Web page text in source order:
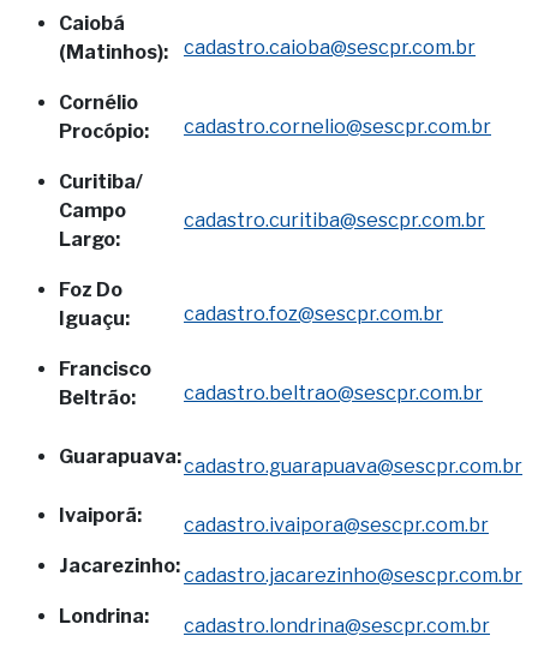
Caiobá
(Matinhos):
cadastro.caioba@sescpr.com.br
Cornélio
Procópio:
cadastro.cornelio@sescpr.com.br
Curitiba/
Campo
Largo:
cadastro.curitiba@sescpr.com.br
Foz Do
Iguaçu:
cadastro.foz@sescpr.com.br
Francisco
Beltrão:
cadastro.beltrao@sescpr.com.br
Guarapuava:cadastro.guarapuava@sescpr.com.br
Ivaiporã:
cadastro.ivaipora@sescpr.com.br
Jacarezinho:cadastro.jacarezinho@sescpr.com.br
Londrina:
cadastro.londrina@sescpr.com.br